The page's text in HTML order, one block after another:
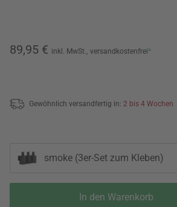
89,95 € inkl. MwSt., versandkostenfrei*
Gewöhnlich versandfertig in: 2 bis 4 Wochen
smoke (3er-Set zum Kleben)
In den Warenkorb